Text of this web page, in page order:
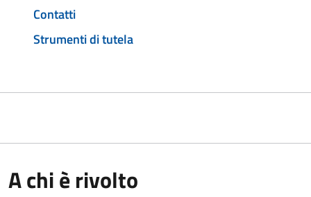
Contatti
Strumenti di tutela
A chi è rivolto